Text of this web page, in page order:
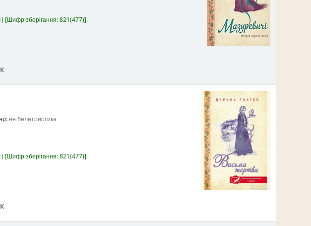
Шифр зберігання:821(477) .
не белетристика
Шифр зберігання:821(477) .